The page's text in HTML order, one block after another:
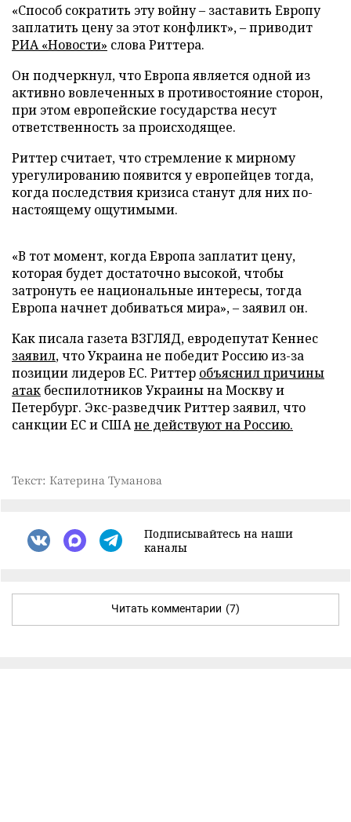
«Способ сократить эту войну – заставить Европу
заплатить цену за этот конфликт», – приводит
РИА «Новости» слова Риттера.
Он подчеркнул, что Европа является одной из
активно вовлеченных в противостояние сторон,
при этом европейские государства несут
ответственность за происходящее.
Риттер считает, что стремление к мирному
урегулированию появится у европейцев тогда,
когда последствия кризиса станут для них по-
настоящему ощутимыми.
«В тот момент, когда Европа заплатит цену,
которая будет достаточно высокой, чтобы
затронуть ее национальные интересы, тогда
Европа начнет добиваться мира», – заявил он.
Как писала газета ВЗГЛЯД, евродепутат Кеннес
заявил, что Украина не победит Россию из-за
позиции лидеров ЕС. Риттер объяснил причины
атак беспилотников Украины на Москву и
Петербург. Экс-разведчик Риттер заявил, что
санкции ЕС и СШАне действуют на Россию.
Текст: Катерина Туманова
Подписывайтесь на наши
каналы
Читать комментарии (7)